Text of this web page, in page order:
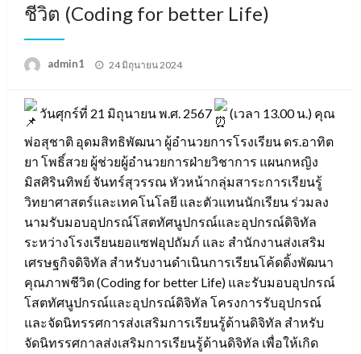
ชีวิต (Coding for better Life)
admin1
Posted
24 มิถุนายน 2024
วันศุกร์ที่ 21 มิถุนายน พ.ศ. 2567
(เวลา 13.00 น.) คุณ
พ่อสุชาติ อุดมสิทธิพัฒนา ผู้อำนวยการโรงเรียน ดร.อาทิต
ยา โพธิ์สวย ผู้ช่วยผู้อำนวยการฝ่ายวิชาการ แผนกหญิง
มิสศิรินทิพย์ จันทร์สุวรรณ หัวหน้ากลุ่มสาระการเรียนรู้
วิทยาศาสตร์และเทคโนโลยี และตัวแทนนักเรียน ร่วมลง
นามรับมอบอุปกรณ์โสตทัศนูปกรณ์และอุปกรณ์ดิจิทัล
ระหว่างโรงเรียนยอแซฟอุปถัมภ์ และ สำนักงานส่งเสริม
เศรษฐกิจดิจิทัล สำหรับงานดำเนินการเรียนโค้ดดิ้งพัฒนา
คุณภาพชีวิต (Coding for better Life) และรับมอบอุปกรณ์
โสตทัศนูปกรณ์และอุปกรณ์ดิจิทัล โครงการรับอุปกรณ์
และจัดนิทรรศการส่งเสริมการเรียนรู้ด้านดิจิทัล สำหรับ
จัดนิทรรศกาลส่งเสริมการเรียนรู้ด้านดิจิทัล เพื่อให้เกิด